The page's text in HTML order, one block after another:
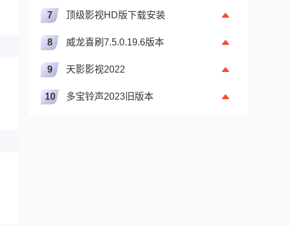
7 顶级影视HD版下载安装
8 威龙喜刷7.5.0.19.6版本
9 天影影视2022
10 多宝铃声2023旧版本